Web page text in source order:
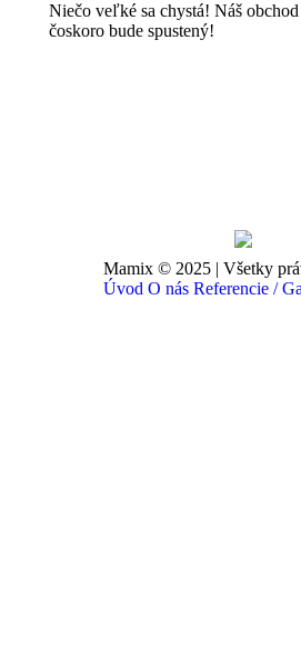
Niečo veľké sa chystá! Náš
čoskoro bude spustený!
Mamix © 2025 | Všetky
Úvod O nás Referencie /